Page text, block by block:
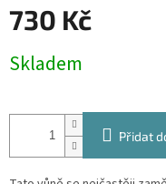
730 Kč
cena:
Skladem
Přidat